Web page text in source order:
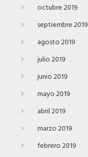
octubre 2019
septiembre 2019
agosto 2019
julio 2019
junio 2019
mayo 2019
abril 2019
marzo 2019
febrero 2019